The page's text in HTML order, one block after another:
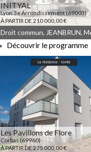
INITYAL
Lyon 3e Arrondissement (69003)
À PARTIR DE 210 000,00 €
À PARTIR DE 210 000,00 €
Découvrir le programme
Les Pavillons de Flore
Corbas (69960)
À PARTIR DE 275 000,00 €